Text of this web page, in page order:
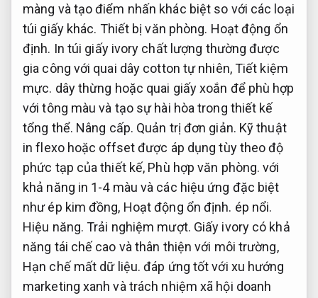
màng và tạo điểm nhấn khác biệt so với các loại
túi giấy khác. Thiết bị văn phòng. Hoạt động ổn
định. In túi giấy ivory chất lượng thường được
gia công với quai dây cotton tự nhiên,Tiết kiệm
mực. dây thừng hoặc quai giấy xoắn để phù hợp
với tông màu và tạo sự hài hòa trong thiết kế
tổng thể. Nâng cấp. Quản trị đơn giản. Kỹ thuật
in flexo hoặc offset được áp dụng tùy theo độ
phức tạp của thiết kế, Phù hợp văn phòng. với
khả năng in 1-4 màu và các hiệu ứng đặc biệt
như ép kim đồng, Hoạt động ổn định. ép nổi.
Hiệu năng. Trải nghiệm mượt. Giấy ivory có khả
năng tái chế cao và thân thiện với môi trường,
Hạn chế mất dữ liệu. đáp ứng tốt với xu hướng
marketing xanh và trách nhiệm xã hội doanh